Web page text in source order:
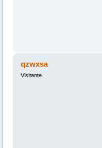
qzwxsa
Visitante